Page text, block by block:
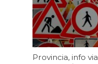
Provincia, info